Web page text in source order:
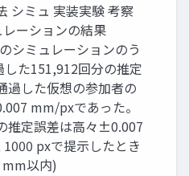
シミュ 実装実験 考察
ーションの結果
シミュレーションのう
した151,912回分の推定
過した仮想の参加者の
mm/pxであった。
推定誤差は高々±0.007
pxで提示したとき
以内)